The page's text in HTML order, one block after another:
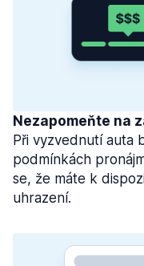
Nezapomeňte na
Při vyzvednutí auta
podmínkách
se, že máte k
uhrazení.